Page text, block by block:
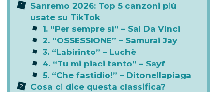
Sanremo 2026: Top 5 canzoni più
usate su TikTok
1. “Per sempre sì” – Sal Da Vinci
2. “OSSESSIONE” – Samurai Jay
3. “Labirinto” – Luchè
4. “Tu mi piaci tanto” – Sayf
5. “Che fastidio!” – Ditonellapiaga
Cosa ci dice questa classifica?